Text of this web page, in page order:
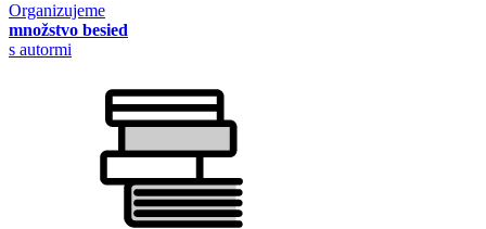
Organizujeme
množstvo besied
s autormi